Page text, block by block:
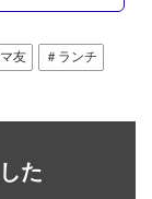
友
＃ランチ
た